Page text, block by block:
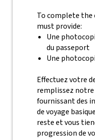
To complete
must provide:
Une
du passeport
Une
Effectuez votre
remplissez notre
fournissant des
de voyage
reste et vous
progression de